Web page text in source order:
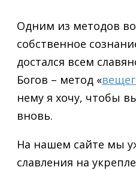
Одним из методов
собственное
достался всем
Богов – метод «
нему я хочу, чтобы
вновь.
На нашем сайте мы
славления на